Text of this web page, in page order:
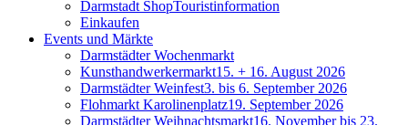
Darmstadt ShopTouristinformation
Einkaufen
Events und Märkte
Darmstädter Wochenmarkt
Kunsthandwerkermarkt15. + 16. August 2026
Darmstädter Weinfest3. bis 6. September 2026
Flohmarkt Karolinenplatz19. September 2026
Darmstädter Weihnachtsmarkt16. November bis 23.